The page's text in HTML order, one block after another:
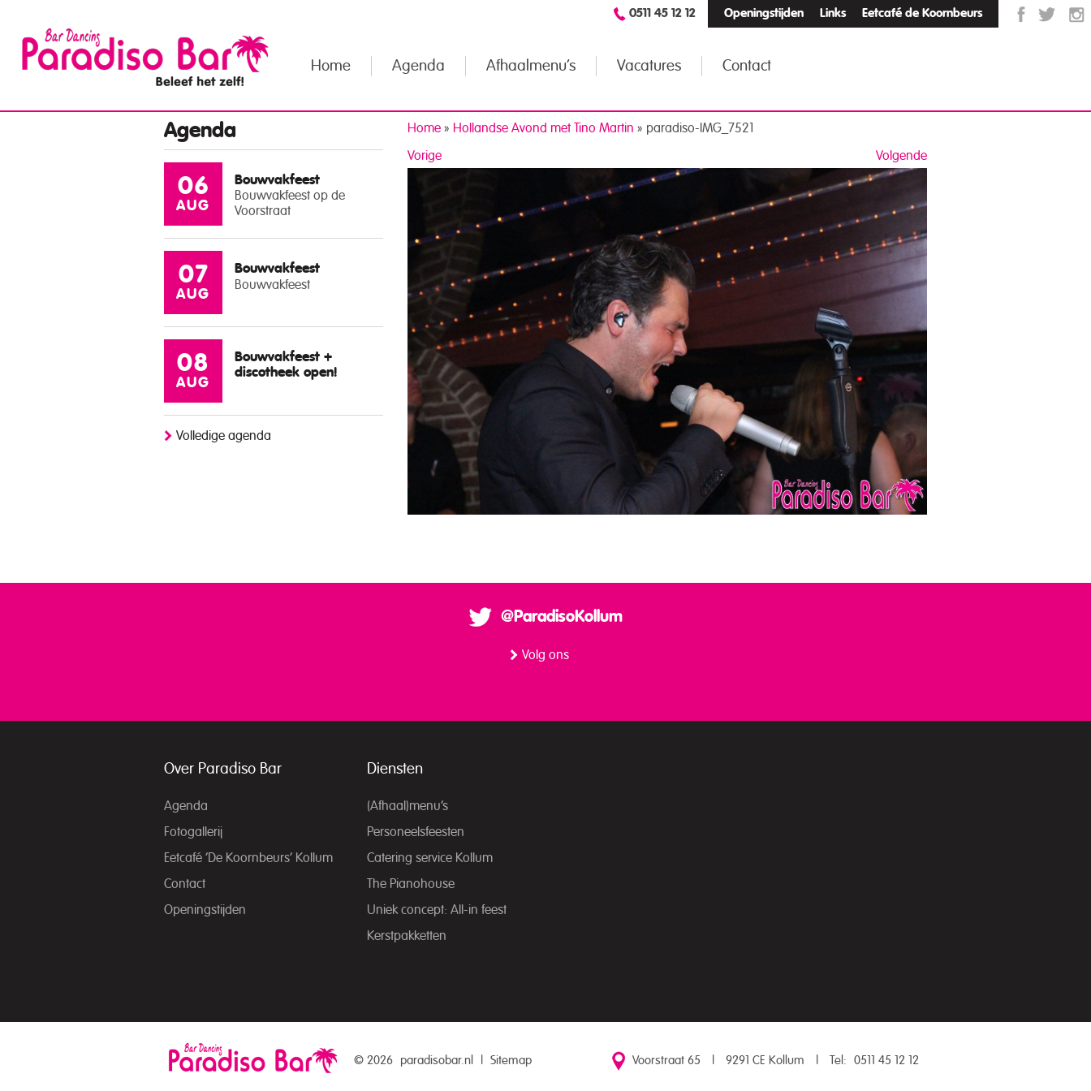
Openingstijden Links Eetcafé de Koornbeurs
0511 45 12 12
Home Agenda Afhaalmenu’s Vacatures Contact
Agenda
06
AUG
Bouwvakfeest
Bouwvakfeest op de
Voorstraat
07
AUG
Bouwvakfeest
Bouwvakfeest
08
AUG
Bouwvakfeest +
discotheek open!
Volledige agenda
Home » Hollandse Avond met Tino Martin » paradiso-IMG_7521
Volgende
Vorige
@ParadisoKollum
Volg ons
Over Paradiso Bar
Agenda
Fotogallerij
Eetcafé ‘De Koornbeurs’ Kollum
Contact
Openingstijden
Diensten
(Afhaal)menu’s
Personeelsfeesten
Catering service Kollum
The Pianohouse
Uniek concept: All-in feest
Kerstpakketten
© 2026 paradisobar.nl Sitemap Voorstraat 65 9291 CE Kollum Tel: 0511 45 12 12